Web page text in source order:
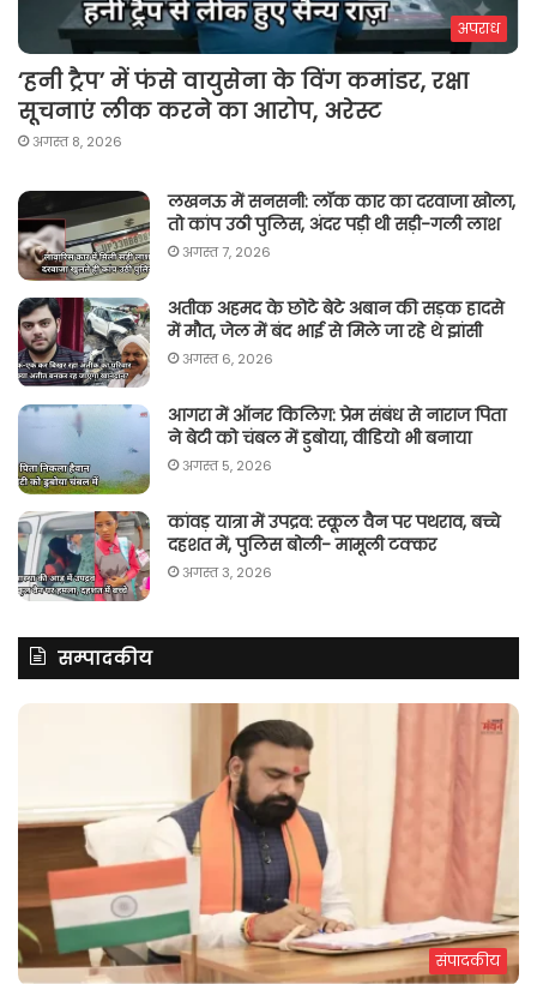
अपराध
‘हनी ट्रैप’ में फंसे वायुसेना के विंग कमांडर, रक्षा
सूचनाएं लीक करने का आरोप, अरेस्ट
अगस्त 8, 2026
लखनऊ में सनसनी: लॉक कार का दरवाजा खोला,
तो कांप उठी पुलिस, अंदर पड़ी थी सड़ी-गली लाश
अगस्त 7, 2026
अतीक अहमद के छोटे बेटे अबान की सड़क हादसे
में मौत, जेल में बंद भाई से मिले जा रहे थे झांसी
अगस्त 6, 2026
आगरा में ऑनर किलिग़: प्रेम संबंध से नाराज पिता
ने बेटी को चंबल में डुबोया, वीडियो भी बनाया
अगस्त 5, 2026
कांवड़ यात्रा में उपद्रव: स्कूल वैन पर पथराव, बच्चे
दहशत में, पुलिस बोली- मामूली टक्कर
अगस्त 3, 2026
सम्पादकीय
संपादकीय